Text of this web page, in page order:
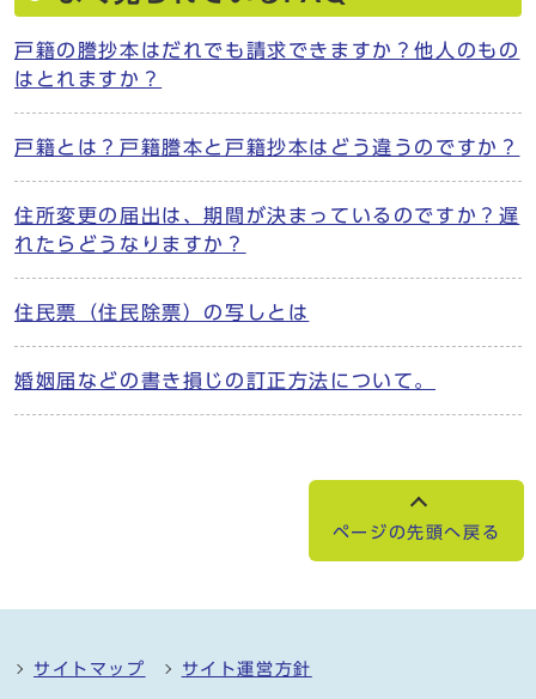
戸籍の謄抄本はだれでも請求できますか？他人のもの
はとれますか？
戸籍とは？戸籍謄本と戸籍抄本はどう違うのですか？
住所変更の届出は、期間が決まっているのですか？遅
れたらどうなりますか？
住民票（住民除票）の写しとは
婚姻届などの書き損じの訂正方法について。
ページの先頭へ戻る
サイトマップ サイト運営方針